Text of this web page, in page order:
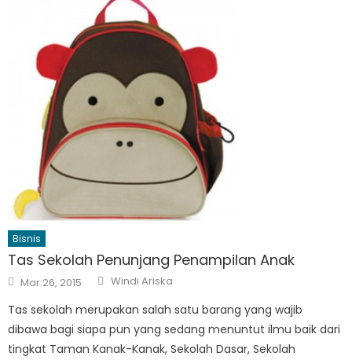
Bisnis
Tas Sekolah Penunjang Penampilan Anak
Posted
on
Mar 26, 2015 Author
Windi Ariska
Tas sekolah merupakan salah satu barang yang wajib
dibawa bagi siapa pun yang sedang menuntut ilmu baik dari
tingkat Taman Kanak-Kanak, Sekolah Dasar, Sekolah